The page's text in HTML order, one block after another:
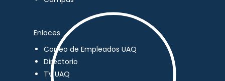
Enlaces
Correo de Empleados UAQ
Directorio
TV UAQ